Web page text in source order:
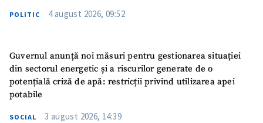
POLITIC 4 august 2026, 09:52
Guvernul anunță noi măsuri pentru gestionarea situației
din sectorul energetic și a riscurilor generate de o
potențială criză de apă: restricții privind utilizarea apei
potabile
SOCIAL 3 august 2026, 14:39